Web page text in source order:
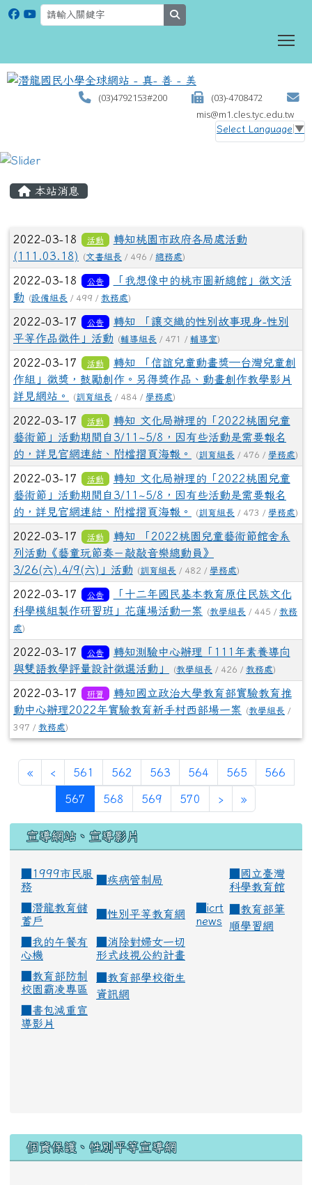
(03)4792153#200
(03)-4708472
mis@m1.cles.tyc.edu.tw
Select Language ▼
本站消息
文章列表
2022-03-18 活動
轉知桃園市政府各局處活動
(111.03.18)
(文書組長 / 496 / 總務處)
2022-03-18 公告
「我想像中的桃市圖新總館」徵文活
動
(設備組長 / 499 / 教務處)
2022-03-17 公告
轉知 「讓交織的性別故事現身-性別
平等作品徵件」活動
(輔導組長 / 471 / 輔導室)
2022-03-17 活動
轉知 「信誼兒童動畫獎─台灣兒童創
作組」徵獎，鼓勵創作。另得獎作品、動畫創作教學影片
詳見網站。
(訓育組長 / 484 / 學務處)
2022-03-17 活動
轉知 文化局辦理的「2022桃園兒童
藝術節」活動期間自3/11~5/8，因有些活動是需要報名
的，詳見官網連結、附檔摺頁海報。
(訓育組長 / 476 / 學務處)
2022-03-17 活動
轉知 文化局辦理的「2022桃園兒童
藝術節」活動期間自3/11~5/8，因有些活動是需要報名
的，詳見官網連結、附檔摺頁海報。
(訓育組長 / 473 / 學務處)
2022-03-17 活動
轉知 「2022桃園兒童藝術節館舍系
列活動《藝童玩節奏－敲敲音樂總動員》
3/26(六).4/9(六)」活動
(訓育組長 / 482 / 學務處)
2022-03-17 公告
「十二年國民基本教育原住民族文化
科學模組製作研習班」花蓮場活動一案
(教學組長 / 445 / 教務
處)
2022-03-17 公告
轉知測驗中心辦理「111年素養導向
與雙語教學評量設計徵選活動」
(教學組長 / 426 / 教務處)
2022-03-17 研習
轉知國立政治大學教育部實驗教育推
動中心辦理2022年實驗教育新手村西部場一案
(教學組長 /
397 / 教務處)
« ‹ 561 562 563 564 565 566
567 (current)
568 569 570 › »
宣導網站、宣導影片
■1999市民服
務
疾病管制局
國立臺灣
科學教育館
潛龍教育儲
蓄戶
性別平等教育網
icrt
news
教育部筆
順學習網
我的午餐有
心機
消除對婦女一切
形式歧視公約計畫
教育部防制
校園霸凌專區
教育部學校衛生
資訊網
書包減重宣
導影片
個資保護、性別平等宣導網